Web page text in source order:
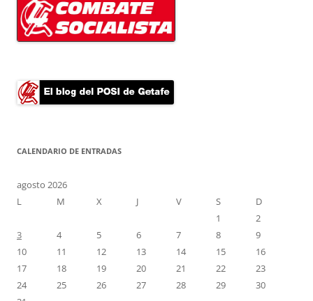
CALENDARIO DE ENTRADAS
agosto 2026
L
M X J V S
D
1
2
3
4 5 6 7 8
9
10
11 12 13 14 15
16
17
18 19 20 21 22
23
24
25 26 27 28 29
30